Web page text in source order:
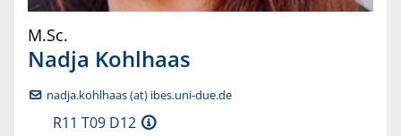
M.Sc.
Nadja Kohlhaas
nadja.kohlhaas (at) ibes.uni-due.de
R11 T09 D12